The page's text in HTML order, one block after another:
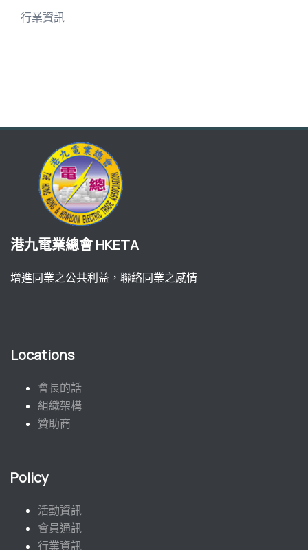
行業資訊
港九電業總會 HKETA
增進同業之公共利益，聯絡同業之感情
Locations
會長的話
組織架構
贊助商
Policy
活動資訊
會員通訊
行業資訊